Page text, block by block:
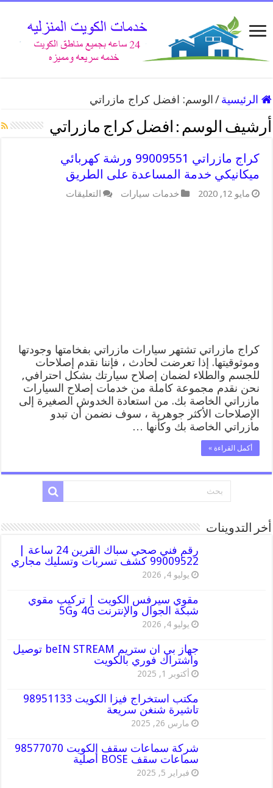
الرئيسية / الوسم: افضل كراج مازراتي
أرشيف الوسم : افضل كراج مازراتي
كراج مازراتي 99009551 ورشة كهربائي
ميكانيكي خدمة المساعدة على الطريق
مايو 12, 2020 خدمات سيارات التعليقات
كراج مازراتي تشتهر سيارات مازراتي بفخامتها وجودتها
وموثوقيتها. إذا تعرضت لحادث ، فإننا نقدم إصلاحات
للجسم والطلاء لضمان إصلاح سيارتك بشكل احترافي,
نحن نقدم مجموعة كاملة من خدمات إصلاح السيارات
مازراتي الخاصة بك. من استعادة الخدوش الصغيرة إلى
الإصلاحات الأكثر جوهرية ، سوف نضمن أن تبدو
مازراتي الخاصة بك وكأنها …
أكمل القراءة »
أخر التدوينات
رقم فني صحي سباك القرين 24 ساعة |
99009522 كشف تسربات وتسليك مجاري
يوليو 4, 2026
مقوي سيرفس الكويت | تركيب مقوي
شبكة الجوال والإنترنت 4G و5G
يوليو 4, 2026
جهاز بي ان ستريم beIN STREAM توصيل
واشتراك فوري بالكويت
أكتوبر 1, 2025
مكتب استخراج فيزا الكويت 98951133
تاشيرة شنغن سريعة
مارس 26, 2025
شركة سماعات سقف الكويت 98577070
سماعات سقف BOSE أصلية
فبراير 5, 2025